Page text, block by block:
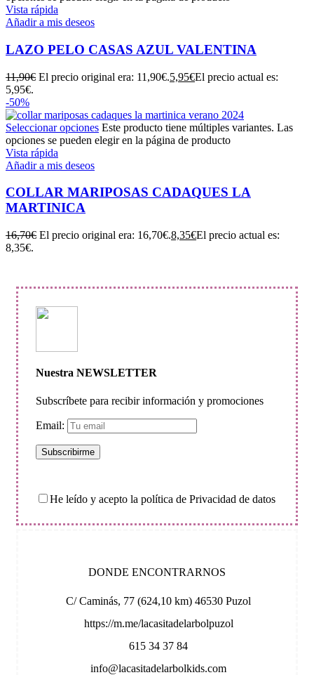
Vista rápida
Añadir a mis deseos
LAZO PELO CASAS AZUL VALENTINA
11,90€ El precio original era: 11,90€.5,95€El precio actual es:
5,95€.
-50%
Seleccionar opciones Este producto tiene múltiples variantes. Las
opciones se pueden elegir en la página de producto
Vista rápida
Añadir a mis deseos
COLLAR MARIPOSAS CADAQUES LA
MARTINICA
16,70€ El precio original era: 16,70€.8,35€El precio actual es:
8,35€.
Nuestra NEWSLETTER
Subscríbete para recibir información y promociones
Email:
He leído y acepto la política de Privacidad de datos
DONDE ENCONTRARNOS
C/ Caminás, 77 (624,10 km) 46530 Puzol
https://m.me/lacasitadelarbolpuzol
615 34 37 84
info@lacasitadelarbolkids.com